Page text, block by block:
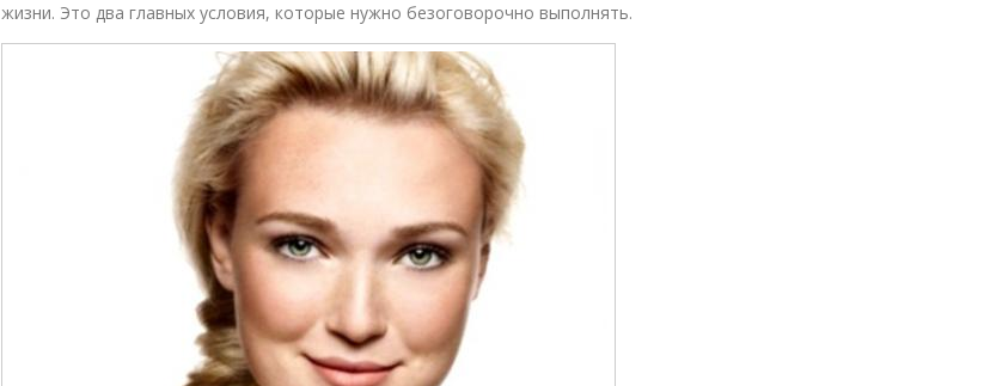
жизни. Это два главных условия, которые нужно безоговорочно выполнять.